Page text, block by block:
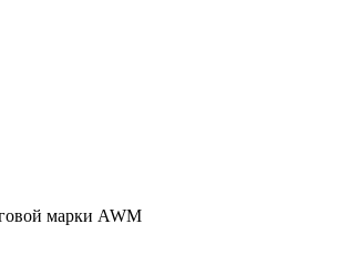
марки AWM